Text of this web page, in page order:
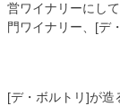
営ワイナリーにし
門ワイナリー、[デ
[デ・ボルトリ]が造